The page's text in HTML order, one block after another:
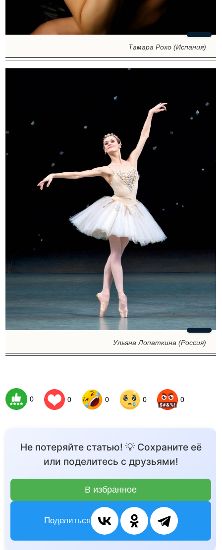
Тамара Рохо (Испания)
Ульяна Лопаткина (Россия)
0 0 0 0 0
Не потеряйте статью! 💡 Сохраните её
или поделитесь с друзьями!
В избранное
Поделиться